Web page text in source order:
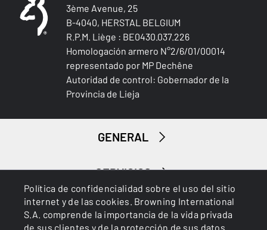
Política de confidencialidad sobre el uso del sitio
internet y de las cookies. Browning International
S.A. comprende la importancia de la vida privada
de sus clientes y de la protección de sus datos
3ème Avenue, 25
B-4040, HERSTAL BELGIUM
R.P.M. Liège : BE0430.037.226
Homologación armero N°2/6/01/00014
representado por MP Dechêne
Autoridad de control: Gobernador de la
Provincia de Lieja
GENERAL
SERVICIOS